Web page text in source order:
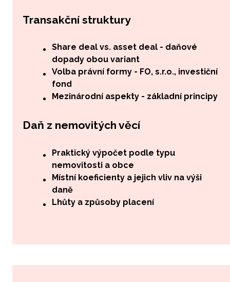
Transakční struktury
Share deal vs. asset deal - daňové
dopady obou variant
Volba právní formy - FO, s.r.o., investiční
fond
Mezinárodní aspekty - základní principy
Daň z nemovitých věcí
Praktický výpočet podle typu
nemovitosti a obce
Místní koeficienty a jejich vliv na výši
daně
Lhůty a způsoby placení